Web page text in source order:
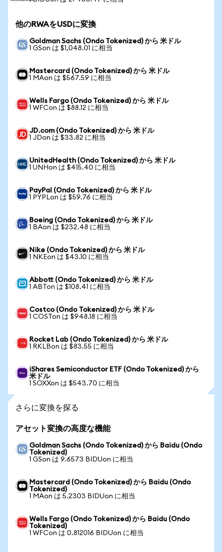
他のRWAをUSDに変換
Goldman Sachs (Ondo Tokenized) から 米ドル
1 GSon は $1,048.01 に相当
Mastercard (Ondo Tokenized) から 米ドル
1 MAon は $567.59 に相当
Wells Fargo (Ondo Tokenized) から 米ドル
1 WFCon は $88.12 に相当
JD.com (Ondo Tokenized) から 米ドル
1 JDon は $33.82 に相当
UnitedHealth (Ondo Tokenized) から 米ドル
1 UNHon は $415.40 に相当
PayPal (Ondo Tokenized) から 米ドル
1 PYPLon は $59.76 に相当
Boeing (Ondo Tokenized) から 米ドル
1 BAon は $232.48 に相当
Nike (Ondo Tokenized) から 米ドル
1 NKEon は $43.10 に相当
Abbott (Ondo Tokenized) から 米ドル
1 ABTon は $108.41 に相当
Costco (Ondo Tokenized) から 米ドル
1 COSTon は $948.18 に相当
Rocket Lab (Ondo Tokenized) から 米ドル
1 RKLBon は $83.55 に相当
iShares Semiconductor ETF (Ondo Tokenized) から
米ドル
1 SOXXon は $543.70 に相当
さらに変換を探る
アセット変換の高度な機能
Goldman Sachs (Ondo Tokenized) から Baidu (Ondo
Tokenized)
1 GSon は 9.6573 BIDUon に相当
Mastercard (Ondo Tokenized) から Baidu (Ondo
Tokenized)
1 MAon は 5.2303 BIDUon に相当
Wells Fargo (Ondo Tokenized) から Baidu (Ondo
Tokenized)
1 WFCon は 0.812016 BIDUon に相当